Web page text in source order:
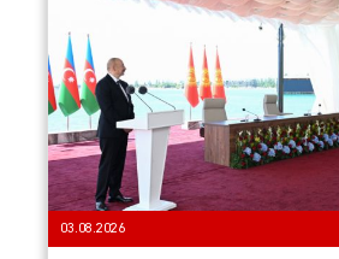
03.08.2026